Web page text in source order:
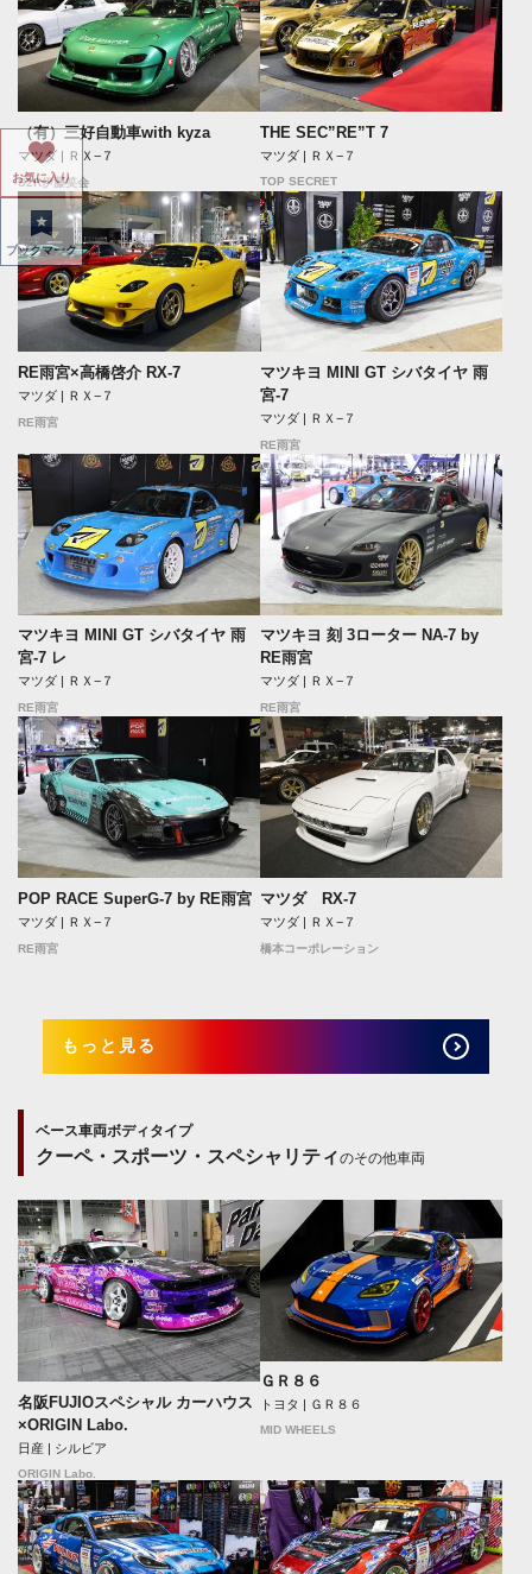
（有）三好自動車with kyza
マツダ | ＲＸ−７
S2R伊藤笑会
THE SEC”RE”T 7
マツダ | ＲＸ−７
TOP SECRET
RE雨宮×高橋啓介 RX-7
マツダ | ＲＸ−７
RE雨宮
マツキヨ MINI GT シバタイヤ 雨
宮-7
マツダ | ＲＸ−７
RE雨宮
マツキヨ MINI GT シバタイヤ 雨
宮-7 レ
マツダ | ＲＸ−７
RE雨宮
マツキヨ 刻 3ローター NA-7 by
RE雨宮
マツダ | ＲＸ−７
RE雨宮
POP RACE SuperG-7 by RE雨宮
マツダ | ＲＸ−７
RE雨宮
マツダ RX-7
マツダ | ＲＸ−７
橋本コーポレーション
もっと見る
ベース車両ボディタイプ
クーペ・スポーツ・スペシャリティのその他車両
名阪FUJIOスペシャル カーハウス
×ORIGIN Labo.
日産 | シルビア
ORIGIN Labo.
ＧＲ８６
トヨタ | ＧＲ８６
MID WHEELS
お気に入り
ブックマーク